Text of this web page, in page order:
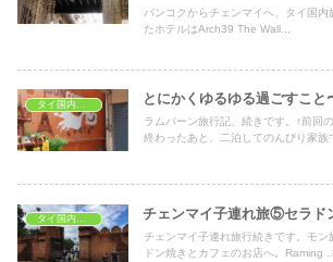
バンコクからチェンマイへ、タイ国内
たホテルはArch39 The Wall...
とにかくゆるゆる過ごすこ
ラムパーン旅行記、続きです。↑前回
終わったあと、二泊してのんびり家族
タイ国内旅行 チェンマイ子連れ旅⑤セラド
チェンマイ子連れ旅行続きです。モン
ドン焼きとカフェのお店へ。Raming ...